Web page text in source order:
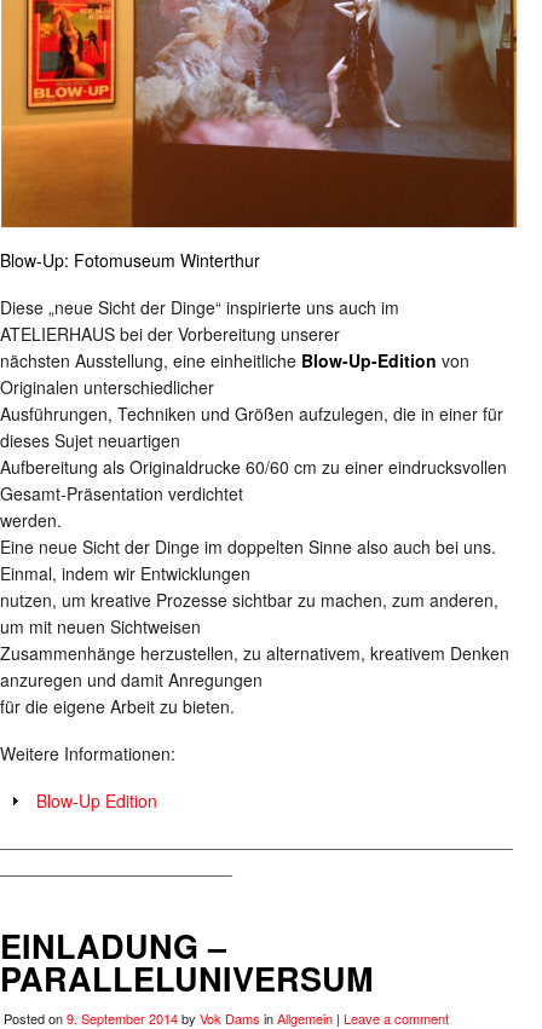
Blow-Up: Fotomuseum Winterthur
Diese „neue Sicht der Dinge“ inspirierte uns auch im
ATELIERHAUS bei der Vorbereitung unserer
nächsten Ausstellung, eine einheitliche Blow-Up-Edition von
Originalen unterschiedlicher
Ausführungen, Techniken und Größen aufzulegen, die in einer für
dieses Sujet neuartigen
Aufbereitung als Originaldrucke 60/60 cm zu einer eindrucksvollen
Gesamt-Präsentation verdichtet
werden.
Eine neue Sicht der Dinge im doppelten Sinne also auch bei uns.
Einmal, indem wir Entwicklungen
nutzen, um kreative Prozesse sichtbar zu machen, zum anderen,
um mit neuen Sichtweisen
Zusammenhänge herzustellen, zu alternativem, kreativem Denken
anzuregen und damit Anregungen
für die eigene Arbeit zu bieten.
Weitere Informationen:
Blow-Up Edition
EINLADUNG –
PARALLELUNIVERSUM
Posted on9. September 2014by Vok Dams inAllgemein | Leave a comment